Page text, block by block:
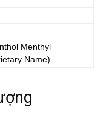
Menthyl
Name)